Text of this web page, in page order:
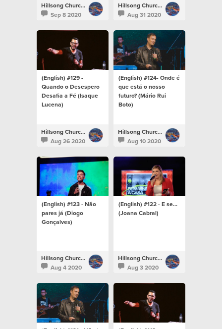
Hillsong Church Portugal
Sep 8 2020
Hillsong Church Portugal
Aug 31 2020
(English) #129 -
Quando o Desespero
Desafia a Fé (Isaque
Lucena)
Hillsong Church Portugal
Aug 26 2020
(English) #124- Onde é
que está o nosso
futuro? (Mário Rui
Boto)
Hillsong Church Portugal
Aug 10 2020
(English) #123 - Não
pares já (Diogo
Gonçalves)
Hillsong Church Portugal
Aug 4 2020
(English) #122 - E se...
(Joana Cabral)
Hillsong Church Portugal
Aug 3 2020